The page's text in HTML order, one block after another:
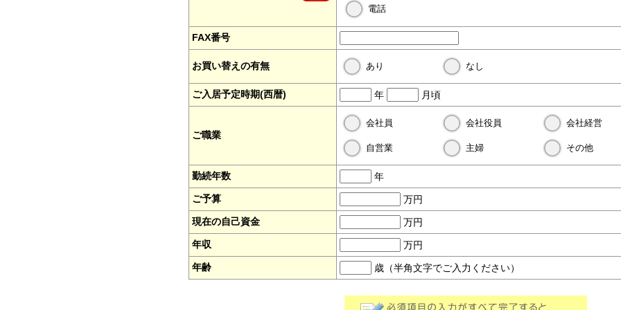
電話
FAX番号
お買い替えの有無 あり なし
ご入居予定時期(西暦) 年 月頃
ご職業
会社員 会社役員 会社経営
自営業 主婦 その他
勤続年数
年
ご予算
万円
現在の自己資金
万円
年収
万円
年齢
歳（半角文字でご入力ください）